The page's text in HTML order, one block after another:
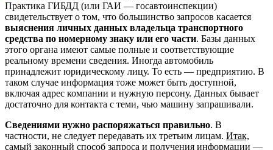
Практика ГИБДД (или ГАИ — госавтоинспекции)
свидетельствует о том, что большинство запросов касается
выяснения личных данных владельца транспортного
средства по номерному знаку или его части. Базы данных
этого органа имеют самые полные и соответствующие
реальному времени сведения. Иногда автомобиль
принадлежит юридическому лицу. То есть — предприятию. В
таком случае информация тоже может быть доступной,
включая адрес компании и нужную персону. Данных бывает
достаточно для контакта с теми, чью машину запрашивали.
Сведениями нужно распоряжаться правильно. В
частности, не следует передавать их третьим лицам. Итак,
самый законный способ запроса и получения информации —